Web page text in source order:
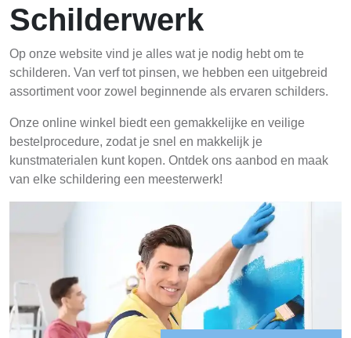
Schilderwerk
Op onze website vind je alles wat je nodig hebt om te
schilderen. Van verf tot pinsen, we hebben een uitgebreid
assortiment voor zowel beginnende als ervaren schilders.
Onze online winkel biedt een gemakkelijke en veilige
bestelprocedure, zodat je snel en makkelijk je
kunstmaterialen kunt kopen. Ontdek ons aanbod en maak
van elke schildering een meesterwerk!